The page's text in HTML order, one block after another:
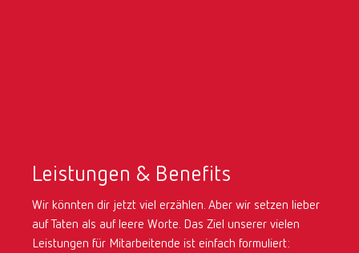
Leistungen & Benefits
Wir könnten dir jetzt viel erzählen. Aber wir setzen lieber
auf Taten als auf leere Worte. Das Ziel unserer vielen
Leistungen für Mitarbeitende ist einfach formuliert: